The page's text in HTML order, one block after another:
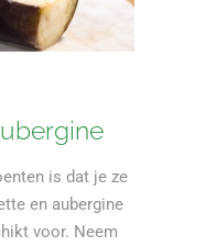
is dat je ze
en aubergine
voor. Neem